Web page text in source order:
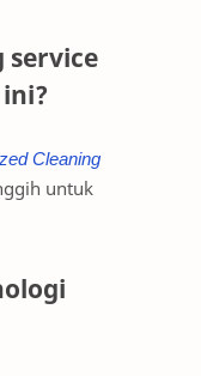
service
Cleaning
untuk